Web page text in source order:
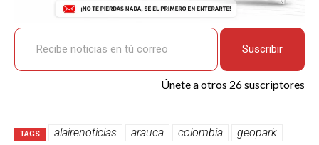
Recibe noticias en tú correo
Suscribir
Únete a otros 26 suscriptores
TAGS alairenoticias arauca colombia
geopark